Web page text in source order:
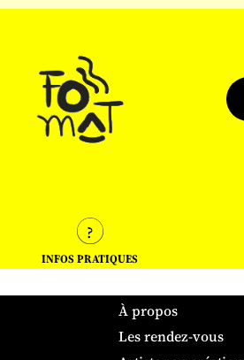
INFOS PRATIQUES
À propos
Les rendez-vous